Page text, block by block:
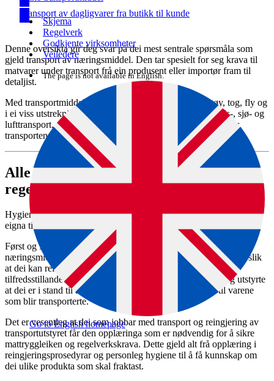
Skjema
Regelverk
Godkjente virksomheter
Veiledere
The page is not available in English.
Go to English homepage
Transport av dagligvarer fra butikk til kunde
Denne oversikta gir deg svar på dei mest sentrale spørsmåla som
gjeld transport av næringsmiddel. Den tar spesielt for seg krava til
matvarer under transport frå ein produsent eller importør fram til
detaljist.
Med transportmiddel siktar ein her til lasterom i køyretøy, tog, fly og
i ei viss utstrekning båtar og dessutan konteinarar for lands-, sjø- og
lufttransport, det vil seie der matvarene blir oppbevarte under
transporten.
Alle transportmiddel må følge
regelverket
Hygieneforskriftene tar utgangspunkt i at transportmidla skal vere
eigna til transport av næringsmiddel.
Først og fremst skal dei ha ein hygienisk standard som vernar
næringsmidla mot forureining. Dei skal vere bygde og utforma slik
at dei kan reingjerast og om nødvendig blir desinfisert på ein
tilfredsstillande måte. Vidare må dei vere slik konstruerte og utstyrte
at dei er i stand til å oppfylle eventuelle temperaturkrav til varene
som blir transporterte.
Det er vesentleg at dei som jobbar med transport og reingjering av
transportutstyret får den opplæringa som er nødvendig for å sikre
mattryggleiken og regelverkskrava. Dette gjeld alt frå opplæring i
reingjeringsprosedyrar og personleg hygiene til å få kunnskap om
dei ulike produkta som skal fraktast.